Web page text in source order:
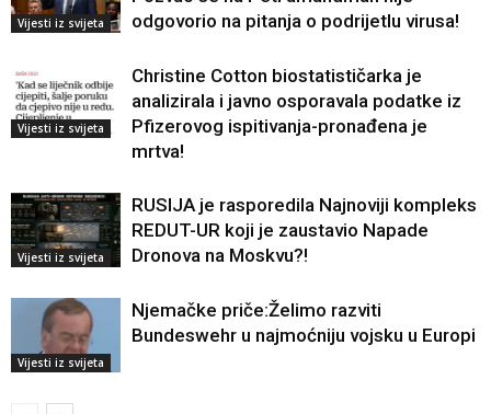
Vijesti iz svijeta
odgovorio na pitanja o podrijetlu virusa!
Vijesti iz svijeta
Christine Cotton biostatističarka je
analizirala i javno osporavala podatke iz
Pfizerovog ispitivanja-pronađena je
mrtva!
Vijesti iz svijeta
RUSIJA je rasporedila Najnoviji kompleks
REDUT-UR koji je zaustavio Napade
Dronova na Moskvu?!
Vijesti iz svijeta
Njemačke priče:Želimo razviti
Bundeswehr u najmoćniju vojsku u Europi